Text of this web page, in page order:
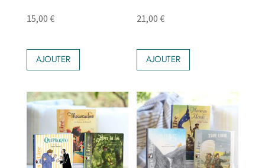
15,00 €
AJOUTER
21,00€
AJOUTER